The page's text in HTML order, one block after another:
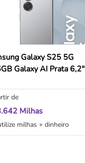
Galaxy S25 5G
Galaxy AI Prata 6,2"
Bateria
Dual Chip
de
Milhas
milhas + dinheiro